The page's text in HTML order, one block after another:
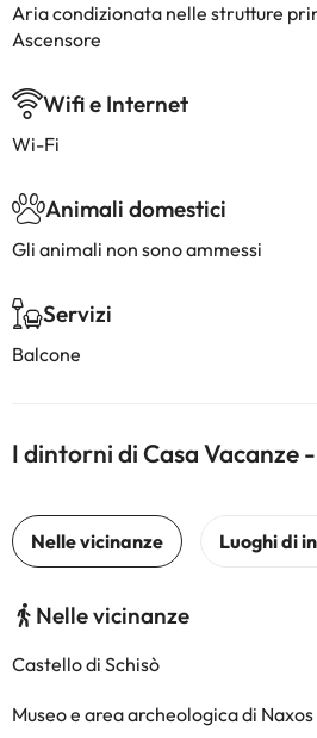
Aria condizionata nelle strutture
Ascensore
Wifi e Internet
Wi-Fi
Animali domestici
Gli animali non sono ammessi
Servizi
Balcone
I dintorni di Casa Vacanze
Nelle vicinanze
Castello di Schisò
Museo e area archeologica di Naxos